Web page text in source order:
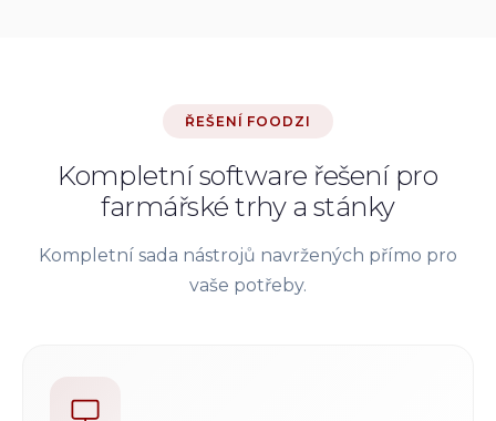
ŘEŠENÍ FOODZI
Kompletní software řešení pro
farmářské trhy a stánky
Kompletní sada nástrojů navržených přímo pro
vaše potřeby.